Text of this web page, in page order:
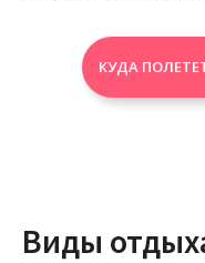
КУДА
Виды